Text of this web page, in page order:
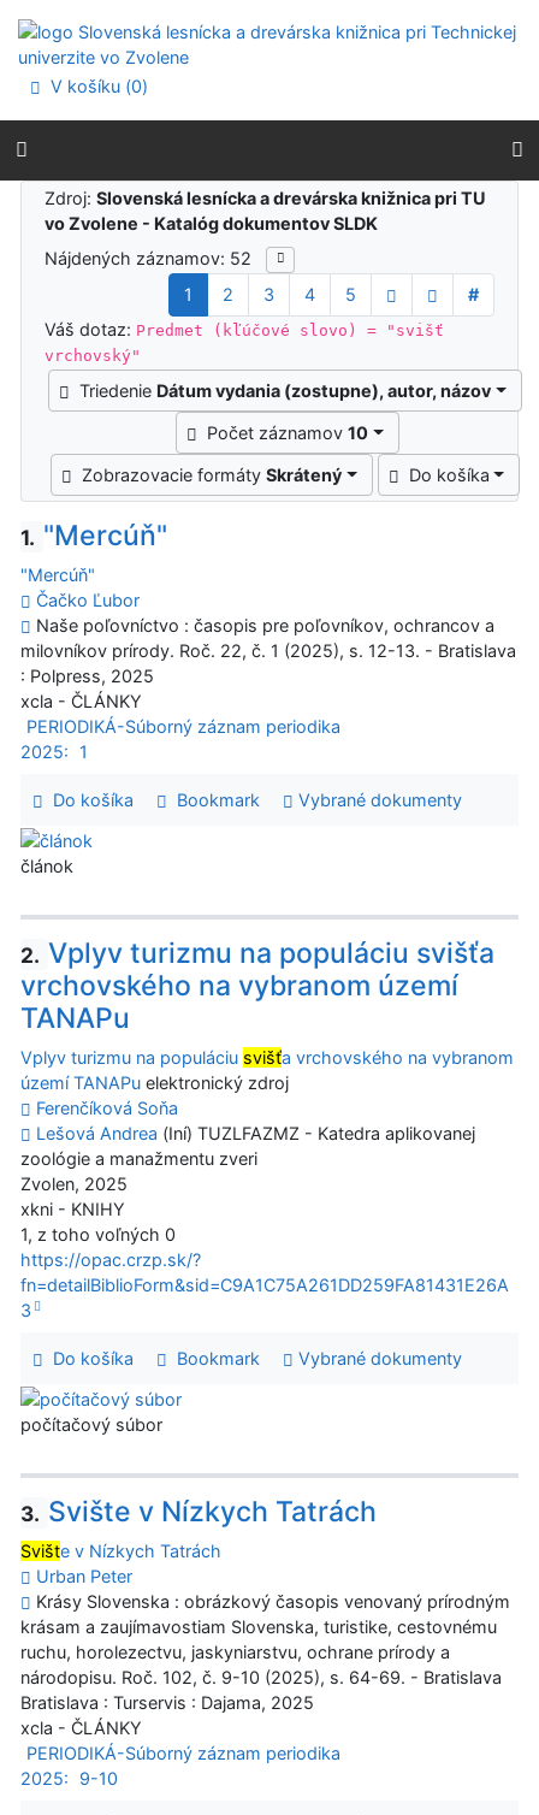
Prejsť na menu
Prehlásenie o webovej prístupnosti
V košíku (0)
Výsledky vyhľadávania
Zdroj:Slovenská lesnícka a drevárska knižnica pri TU
vo Zvolene - Katalóg dokumentov SLDK
Nájdených záznamov: 52
1
2 3 4 5
#
Váš dotaz: Predmet (kľúčové slovo) = "svišť
vrchovský"
Triedenie Dátum vydania (zostupne), autor, názov
Počet záznamov10
Zobrazovacie formátySkrátený Do košíka
1. "Mercúň"
"Mercúň"
Čačko Ľubor
Naše poľovníctvo : časopis pre poľovníkov, ochrancov a
milovníkov prírody. Roč. 22, č. 1 (2025), s. 12-13. - Bratislava
: Polpress, 2025
xcla - ČLÁNKY
PERIODIKÁ-Súborný záznam periodika
2025:
1
Do košíka Bookmark Vybrané dokumenty
článok
2. Vplyv turizmu na populáciu svišťa
vrchovského na vybranom území
TANAPu
Vplyv turizmu na populáciu svišťa vrchovského na vybranom
území TANAPu elektronický zdroj
Ferenčíková Soňa
Lešová Andrea (Iní) TUZLFAZMZ - Katedra aplikovanej
zoológie a manažmentu zveri
Zvolen, 2025
xkni - KNIHY
1, z toho voľných 0
https://opac.crzp.sk/?
fn=detailBiblioForm&sid=C9A1C75A261DD259FA81431E26A
3
Do košíka Bookmark Vybrané dokumenty
počítačový súbor
3. Svište v Nízkych Tatrách
Svište v Nízkych Tatrách
Urban Peter
Krásy Slovenska : obrázkový časopis venovaný prírodným
krásam a zaujímavostiam Slovenska, turistike, cestovnému
ruchu, horolezectvu, jaskyniarstvu, ochrane prírody a
národopisu. Roč. 102, č. 9-10 (2025), s. 64-69. - Bratislava
Bratislava : Turservis : Dajama, 2025
xcla - ČLÁNKY
PERIODIKÁ-Súborný záznam periodika
2025:
9-10